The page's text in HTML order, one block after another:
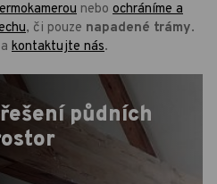
nebo ochráníme a
, či pouze napadené trámy.
kontaktujte nás.
půdních